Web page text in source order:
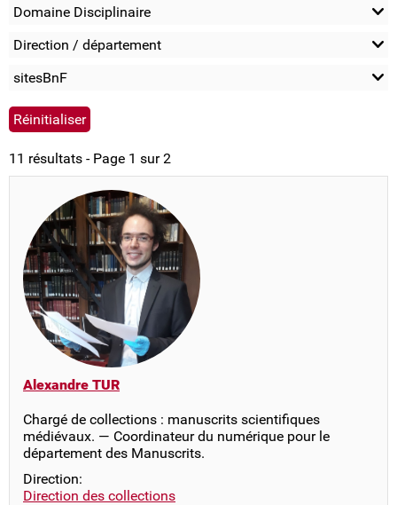
Domaine Disciplinaire
Direction / département
sitesBnF
11 résultats - Page 1 sur 2
Alexandre TUR
Chargé de collections : manuscrits scientifiques
médiévaux. — Coordinateur du numérique pour le
département des Manuscrits.
Direction:
Direction des collections